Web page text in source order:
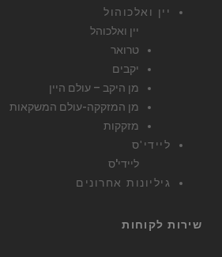
יין ואלכוהול
יין ואלכוהל
טרואר
יקבים
מן היקב – עולם היין
מן המזקקה-עולם המשקאות
מזקקות
ליידי'ס
ליידי'ס
גיליונות אחרונים
שירות לקוחות